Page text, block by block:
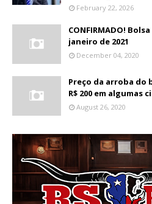
February 22, 2026
CONFIRMADO!
janeiro de 2021
December 04, 2020
Preço da arroba do
R$ 200 em algumas
August 26, 2020